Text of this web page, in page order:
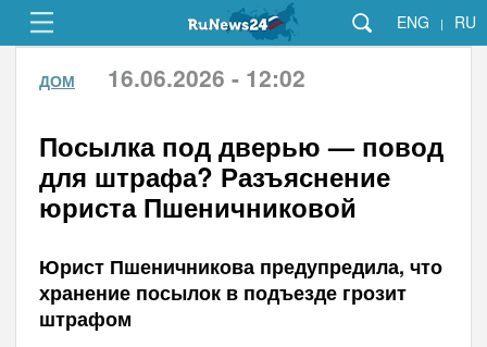
ENG | RU
ДОМ 16.06.2026 - 12:02
Посылка под дверью — повод
для штрафа? Разъяснение
юриста Пшеничниковой
Юрист Пшеничникова предупредила, что
хранение посылок в подъезде грозит
штрафом